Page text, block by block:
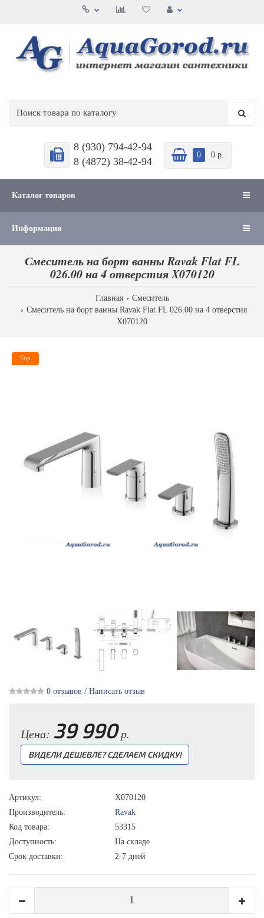
8 (930) 794-42-94
8 (4872) 38-42-94
0 0 р.
Каталог товаров
Информация
Смеситель на борт ванны Ravak Flat FL
026.00 на 4 отверстия X070120
Главная
Смеситель
Смеситель на борт ванны Ravak Flat FL 026.00 на 4 отверстия
X070120
Top
0 отзывов / Написать отзыв
Цена: 39 990р.
ВИДЕЛИ ДЕШЕВЛЕ? СДЕЛАЕМ СКИДКУ!
Артикул:
X070120
Производитель:
Ravak
Код товара:
53315
Доступность:
На складе
Срок доставки:
2-7 дней